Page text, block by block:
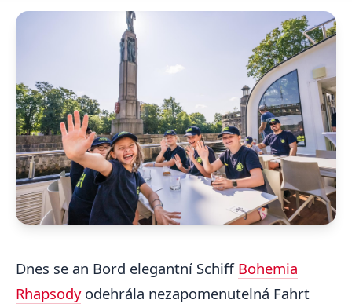
Dnes se an Bord elegantní Schiff Bohemia
Rhapsodyodehrála nezapomenutelná Fahrt